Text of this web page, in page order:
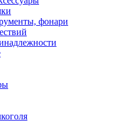
фонари